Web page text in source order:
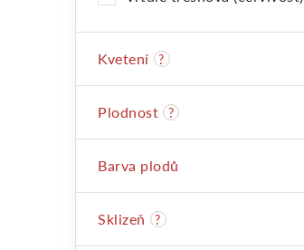
Kvetení ?
Plodnost ?
Barva plodů
Sklizeň ?